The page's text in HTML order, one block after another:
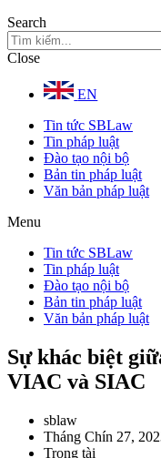
Search
Close
EN
Tin tức SBLaw
Tin pháp luật
Đào tạo nội bộ
Bản tin pháp luật
Văn bản pháp luật
Menu
Tin tức SBLaw
Tin pháp luật
Đào tạo nội bộ
Bản tin pháp luật
Văn bản pháp luật
Sự khác biệt
VIAC và SIAC
sblaw
Tháng Chín 27,
Trọng tài